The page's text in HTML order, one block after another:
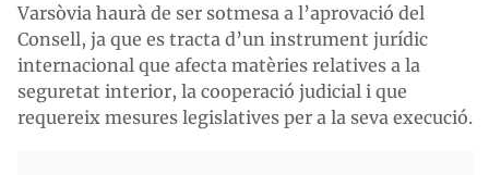
Varsòvia haurà de ser sotmesa a l’aprovació del
Consell, ja que es tracta d’un instrument jurídic
internacional que afecta matèries relatives a la
seguretat interior, la cooperació judicial i que
requereix mesures legislatives per a la seva execució.